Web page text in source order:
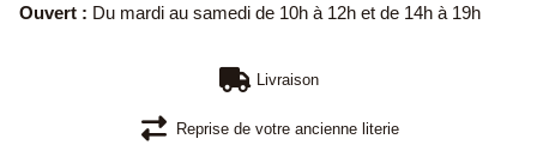
Ouvert : Du mardi au samedi de 10h à 12h et de 14h à 19h
Livraison
Reprise de votre ancienne literie